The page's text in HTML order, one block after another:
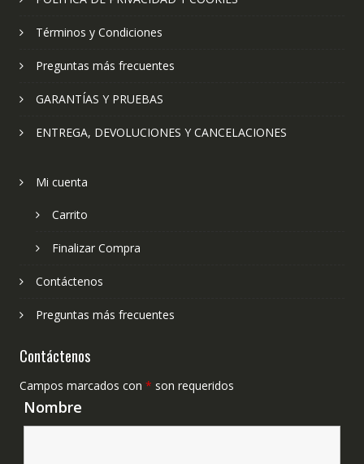
Términos y Condiciones
Preguntas más frecuentes
GARANTÍAS Y PRUEBAS
ENTREGA, DEVOLUCIONES Y CANCELACIONES
Mi cuenta
Carrito
Finalizar Compra
Contáctenos
Preguntas más frecuentes
Contáctenos
Campos marcados con * son requeridos
Nombre